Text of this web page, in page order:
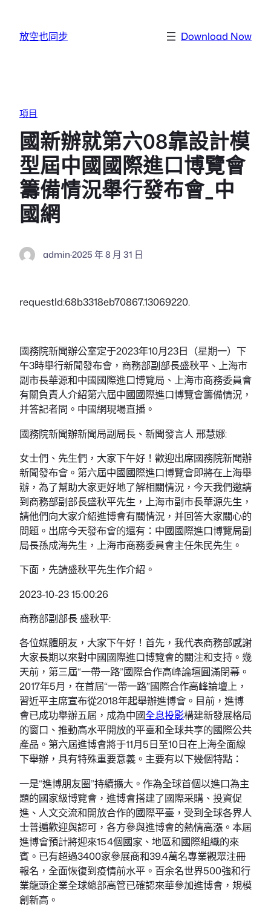
放空也同步 Download Now
項目
國新辦就第六08靠設計模
型屆中國國際進口博覽會
籌備情況舉行發布會_中
國網
admin·2025 年 8 月 31 日
requestId:68b3318eb70867.13069220.
國務院新聞辦公室定于2023年10月23日（星期一）下
午3時舉行新聞發布會，商務部副部長盛秋平、上海市
副市長華源和中國國際進口博覽局、上海市商務委員會
有關負責人介紹第六屆中國國際進口博覽會籌備情況，
并答記者問。中國網現場直播。
國務院新聞辦新聞局副局長、新聞發言人 邢慧娜:
女士們、先生們，大家下午好！歡迎出席國務院新聞辦
新聞發布會。第六屆中國國際進口博覽會即將在上海舉
辦，為了幫助大家更好地了解相關情況，今天我們邀請
到商務部副部長盛秋平先生，上海市副市長華源先生，
請他們向大家介紹進博會有關情況，并回答大家關心的
問題。出席今天發布會的還有：中國國際進口博覽局副
局長孫成海先生，上海市商務委員會主任朱民先生。
下面，先請盛秋平先生作介紹。
2023-10-23 15:00:26
商務部副部長 盛秋平:
各位媒體朋友，大家下午好！首先，我代表商務部感謝
大家長期以來對中國國際進口博覽會的關注和支持。幾
天前，第三屆“一帶一路”國際合作高峰論壇圓滿閉幕。
2017年5月，在首屆“一帶一路”國際合作高峰論壇上，
習近平主席宣布從2018年起舉辦進博會。目前，進博
會已成功舉辦五屆，成為中國全息投影構建新發展格局
的窗口、推動高水平開放的平臺和全球共享的國際公共
產品。第六屆進博會將于11月5日至10日在上海全面線
下舉辦，具有特殊重要意義。主要有以下幾個特點：
一是“進博朋友圈”持續擴大。作為全球首個以進口為主
題的國家級博覽會，進博會搭建了國際采購、投資促
進、人文交流和開放合作的國際平臺，受到全球各界人
士普遍歡迎與認可，各方參與進博會的熱情高漲。本屆
進博會預計將迎來154個國家、地區和國際組織的來
賓。已有超過3400家參展商和39.4萬名專業觀眾注冊
報名，全面恢復到疫情前水平。百余名世界500強和行
業龍頭企業全球總部高管已確認來華參加進博會，規模
創新高。